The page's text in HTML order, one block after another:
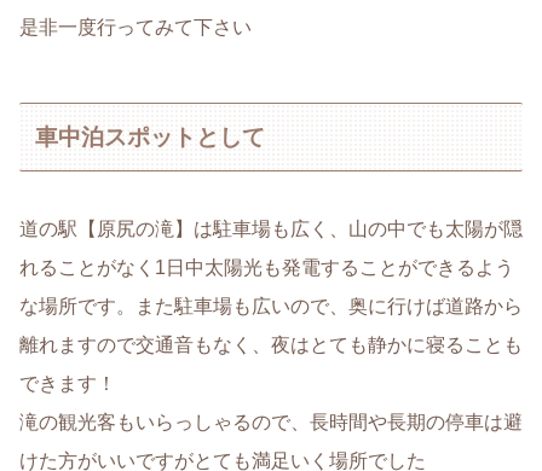
是非一度行ってみて下さい
車中泊スポットとして
道の駅【原尻の滝】は駐車場も広く、山の中でも太陽が隠
れることがなく1日中太陽光も発電することができるよう
な場所です。また駐車場も広いので、奥に行けば道路から
離れますので交通音もなく、夜はとても静かに寝ることも
できます！
滝の観光客もいらっしゃるので、長時間や長期の停車は避
けた方がいいですがとても満足いく場所でした